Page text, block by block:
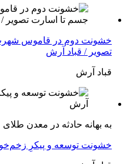
خشونت دوم در قاموس
تصویر / قباد آرش
قباد آرش
بە بهانه حادثە در معدن
خشونت توسعه و پیکرِ